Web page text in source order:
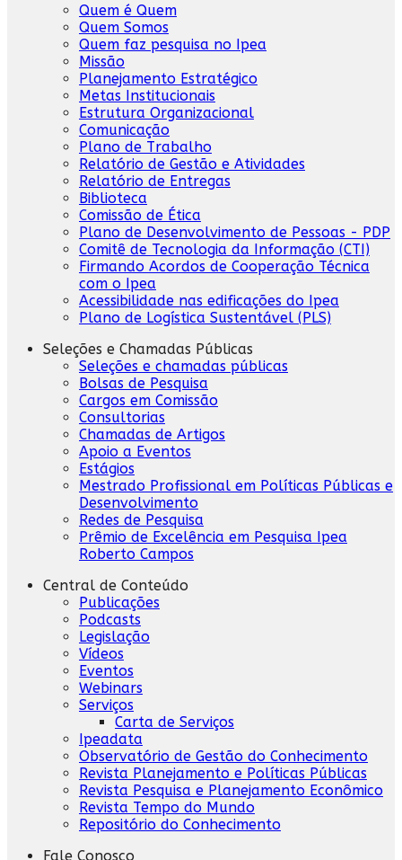
Quem é Quem
Quem Somos
Quem faz pesquisa no Ipea
Missão
Planejamento Estratégico
Metas Institucionais
Estrutura Organizacional
Comunicação
Plano de Trabalho
Relatório de Gestão e Atividades
Relatório de Entregas
Biblioteca
Comissão de Ética
Plano de Desenvolvimento de Pessoas - PDP
Comitê de Tecnologia da Informação (CTI)
Firmando Acordos de Cooperação Técnica
com o Ipea
Acessibilidade nas edificações do Ipea
Plano de Logística Sustentável (PLS)
Seleções e Chamadas Públicas
Seleções e chamadas públicas
Bolsas de Pesquisa
Cargos em Comissão
Consultorias
Chamadas de Artigos
Apoio a Eventos
Estágios
Mestrado Profissional em Políticas Públicas e
Desenvolvimento
Redes de Pesquisa
Prêmio de Excelência em Pesquisa Ipea
Roberto Campos
Central de Conteúdo
Publicações
Podcasts
Legislação
Vídeos
Eventos
Webinars
Serviços
Carta de Serviços
Ipeadata
Observatório de Gestão do Conhecimento
Revista Planejamento e Políticas Públicas
Revista Pesquisa e Planejamento Econômico
Revista Tempo do Mundo
Repositório do Conhecimento
Fale Conosco